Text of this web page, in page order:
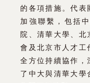
的各項措施。代表
加強聯繫，包括
院、清華大學、北
會及北京市人才工
全方位持續協作，
了中大與清華大學